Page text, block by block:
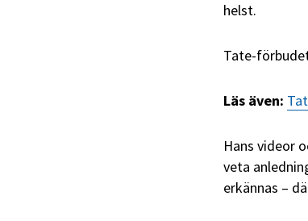
helst.
Tate-
Läs även:
Hans videor
veta
erkännas –